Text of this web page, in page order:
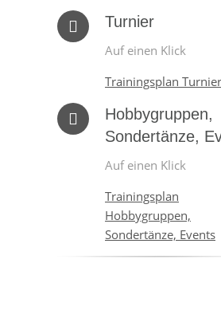
Turnier
Auf einen Klick
Trainingsplan Turnier
Hobbygruppen,
Sondertänze,
Auf einen Klick
Trainingsplan
Hobbygruppen,
Sondertänze, Events